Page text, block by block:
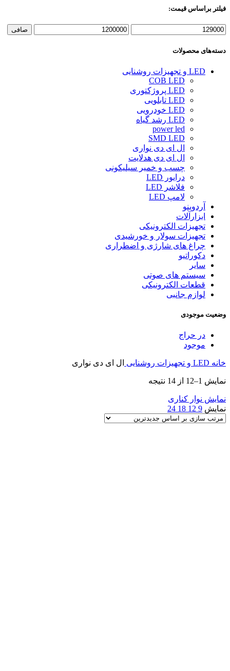
فیلتر براساس قیمت:
حداقل
حداكثر
صافی
دسته‌های محصولات
LED و تجهیزات روشنایی
COB LED
LED پروژکتوری
LED تابلویی
LED خودرویی
LED رشد گیاه
power led
SMD LED
ال ای دی نواری
ال ای دی هدلایت
چسب و خمیر سیلیکونی
درایور LED
فلاشر LED
لامپ LED
آردوینو
ابزارآلات
تجهیزات الکترونیکی
تجهیزات سولار و خورشیدی
چراغ های شارژی و اضطراری
دکوراتیو
سایر
سیستم های صوتی
قطعات الکترونیکی
لوازم جانبی
وضعیت موجودی
در حراج
موجود
خانه LED و تجهیزات روشنایی ال ای دی نواری
نمایش 1–12 از 14 نتیجه
نمایش نوار کناری
نمایش 9
12
18
24